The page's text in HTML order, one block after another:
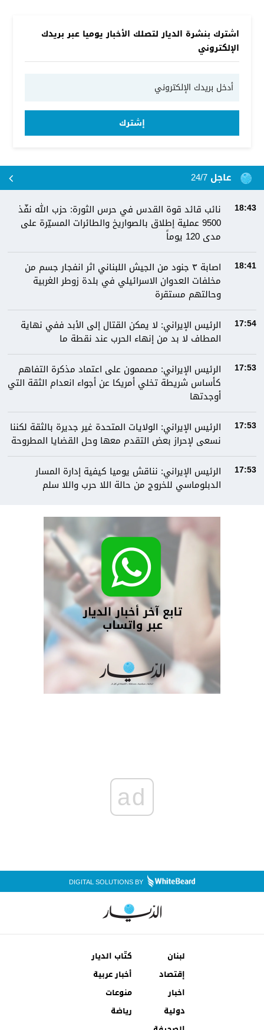
اشترك بنشرة الديار لتصلك الأخبار يوميا عبر بريدك
الإلكتروني
إشترك
عاجل 24/7
18:43
نائب قائد قوة القدس في حرس الثورة: حزب الله نفّذ
9500 عملية إطلاق بالصواريخ والطائرات المسيّرة على
مدى 120 يوماً
18:41
اصابة ٣ جنود من الجيش اللبناني اثر انفجار جسم من
مخلفات العدوان الاسرائيلي في بلدة زوطر الغربية
وحالتهم مستقرة
17:54
الرئيس الإيراني: لا يمكن القتال إلى الأبد ففي نهاية
المطاف لا بد من إنهاء الحرب عند نقطة ما
17:53
الرئيس الإيراني: مصممون على اعتماد مذكرة التفاهم
كأساس شريطة تخلي أمريكا عن أجواء انعدام الثقة التي
أوجدتها
17:53
الرئيس الإيراني: الولايات المتحدة غير جديرة بالثقة لكننا
نسعى لإحراز بعض التقدم معها وحل القضايا المطروحة
17:53
الرئيس الإيراني: نناقش يوميا كيفية إدارة المسار
الدبلوماسي للخروج من حالة اللا حرب واللا سلم
ad
DIGITAL SOLUTIONS BY
لبنان
كتّاب الديار
إقتصاد
أخبار عربية
اخبار
دولية
منوعات
رياضة